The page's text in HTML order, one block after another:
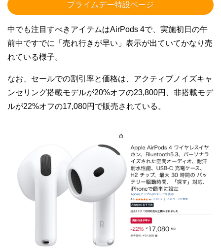
プライムデー特設ページ
中でも注目すべきアイテムはAirPods 4で、実施初日の午
前中ですでに「売れ行きが早い」表示が出ていてかなり売
れている様子。
なお、セールでの割引率と価格は、アクティブノイズキャ
ンセリング搭載モデルが20%オフの23,800円、非搭載モデ
ルが22%オフの17,080円で販売されている。